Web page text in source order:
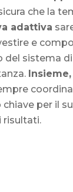
che la
adattiva
e
del sistema
per il
risultati.